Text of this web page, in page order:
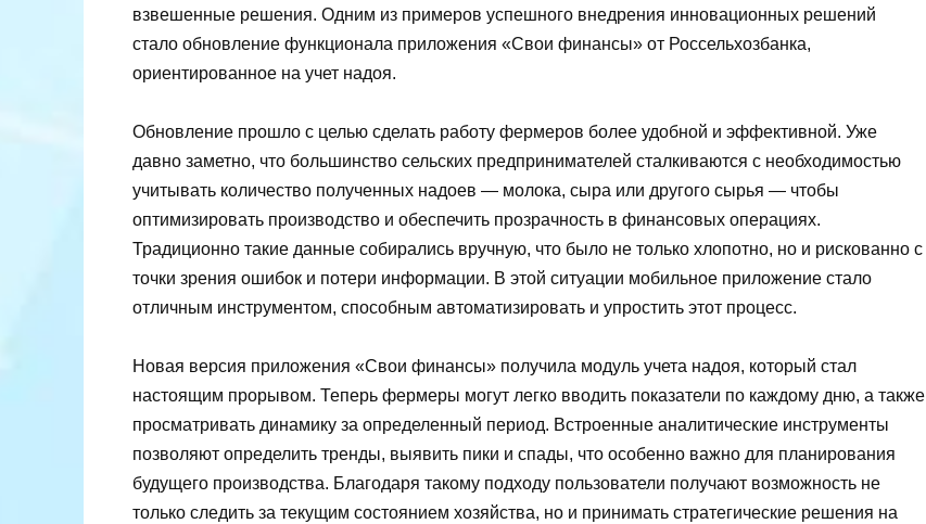
взвешенные решения. Одним из примеров успешного внедрения инновационных решений
стало обновление функционала приложения «Свои финансы» от Россельхозбанка,
ориентированное на учет надоя.
Обновление прошло с целью сделать работу фермеров более удобной и эффективной. Уже
давно заметно, что большинство сельских предпринимателей сталкиваются с необходимостью
учитывать количество полученных надоев — молока, сыра или другого сырья — чтобы
оптимизировать производство и обеспечить прозрачность в финансовых операциях.
Традиционно такие данные собирались вручную, что было не только хлопотно, но и рискованно с
точки зрения ошибок и потери информации. В этой ситуации мобильное приложение стало
отличным инструментом, способным автоматизировать и упростить этот процесс.
Новая версия приложения «Свои финансы» получила модуль учета надоя, который стал
настоящим прорывом. Теперь фермеры могут легко вводить показатели по каждому дню, а также
просматривать динамику за определенный период. Встроенные аналитические инструменты
позволяют определить тренды, выявить пики и спады, что особенно важно для планирования
будущего производства. Благодаря такому подходу пользователи получают возможность не
только следить за текущим состоянием хозяйства, но и принимать стратегические решения на